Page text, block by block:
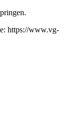
https://www.vg-